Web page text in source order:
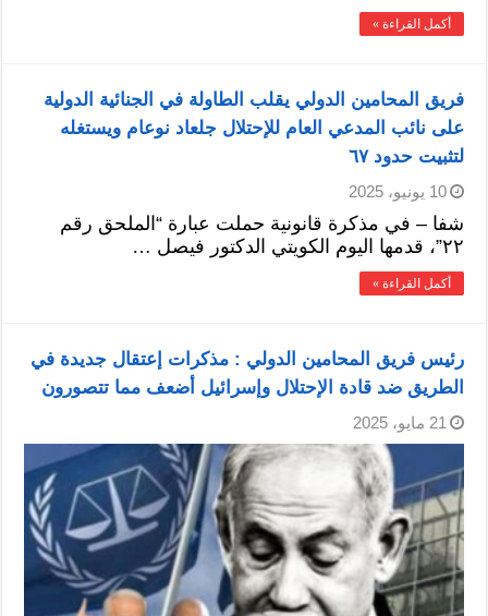
أكمل القراءة »
فريق المحامين الدولي يقلب الطاولة في الجنائية الدولية
على نائب المدعي العام للإحتلال جلعاد نوعام ويستغله
لتثبيت حدود ٦٧
10 يونيو، 2025
شفا – في مذكرة قانونية حملت عبارة “الملحق رقم
٢٢”، قدمها اليوم الكويتي الدكتور فيصل …
أكمل القراءة »
رئيس فريق المحامين الدولي : مذكرات إعتقال جديدة في
الطريق ضد قادة الإحتلال وإسرائيل أضعف مما تتصورون
21 مايو، 2025